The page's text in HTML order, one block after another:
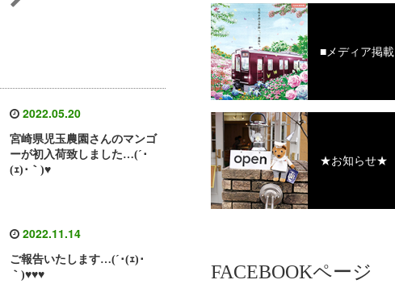
2022.05.20
宮崎県児玉農園さんのマンゴ
ーが初入荷致しました…(´･
(ｪ)･｀)♥️
2022.11.14
ご報告いたします…(´･(ｪ)･
｀)♥️♥️♥️
■メディア掲載
★お知らせ★
FACEBOOKページ